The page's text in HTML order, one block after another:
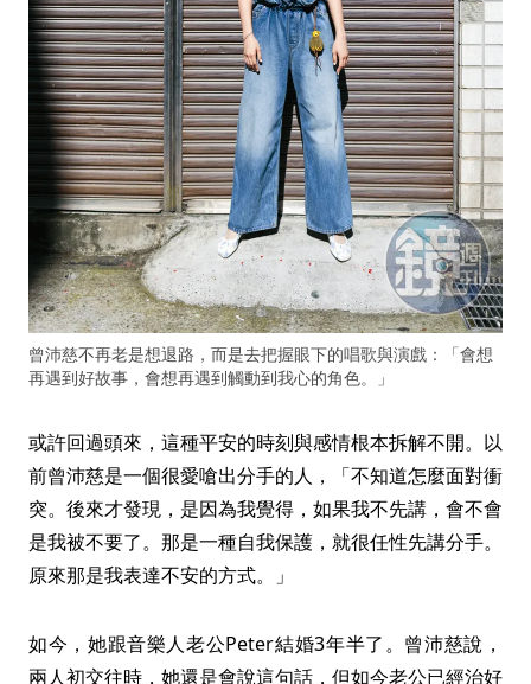
曾沛慈不再老是想退路，而是去把握眼下的唱歌與演戲：「會想
再遇到好故事，會想再遇到觸動到我心的角色。」
或許回過頭來，這種平安的時刻與感情根本拆解不開。以
前曾沛慈是一個很愛嗆出分手的人，「不知道怎麼面對衝
突。後來才發現，是因為我覺得，如果我不先講，會不會
是我被不要了。那是一種自我保護，就很任性先講分手。
原來那是我表達不安的方式。」
如今，她跟音樂人老公Peter結婚3年半了。曾沛慈說，
兩人初交往時，她還是會說這句話，但如今老公已經治好